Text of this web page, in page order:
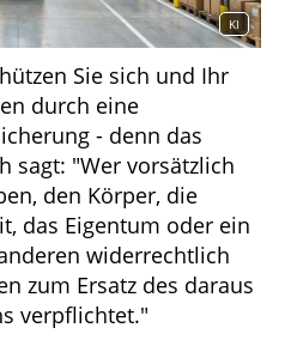
KI
Sie sich und Ihr
durch eine
- denn das
sagt: "Wer vorsätzlich
den Körper, die
das Eigentum oder ein
widerrechtlich
zum Ersatz des daraus
verpflichtet."